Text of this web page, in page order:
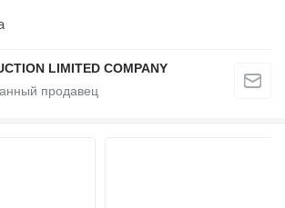
LIMITED COMPANY